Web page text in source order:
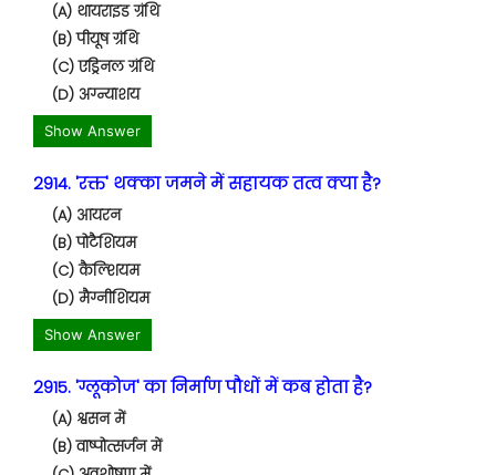
(A) थायराइड ग्रंथि
(B) पीयूष ग्रंथि
(C) एड्रिनल ग्रंथि
(D) अग्न्याशय
Show Answer
2914. 'रक्त' थक्का जमने में सहायक तत्व क्या है?
(A) आयरन
(B) पोटैशियम
(C) कैल्शियम
(D) मैग्नीशियम
Show Answer
2915. 'ग्लूकोज' का निर्माण पौधों में कब होता है?
(A) श्वसन में
(B) वाष्पोत्सर्जन में